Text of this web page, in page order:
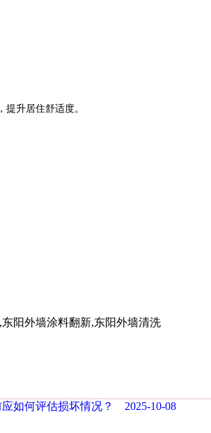
升居住舒适度。
阳外墙涂料翻新,东阳外墙清洗
如何评估损坏情况？ 2025-10-08